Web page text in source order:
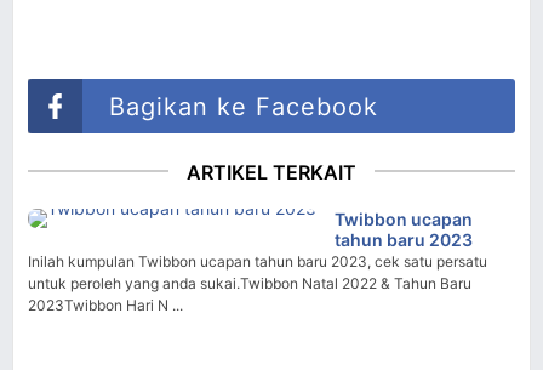
Bagikan ke Facebook
ARTIKEL TERKAIT
Twibbon ucapan
tahun baru 2023
Inilah kumpulan Twibbon ucapan tahun baru 2023, cek satu persatu
untuk peroleh yang anda sukai.Twibbon Natal 2022 & Tahun Baru
2023Twibbon Hari N ...